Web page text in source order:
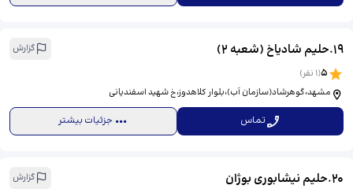
19
.حلیم شادیاخ (شعبه 2) گزارش
5
(
1 نفر)
مشهد،گوهرشاد(سازمان آب)،بلوار کلاهدوز،خ شهید اسفندیانی
تماس جزئیات بیشتر
20
.حلیم نیشابوری بوژان
گزارش